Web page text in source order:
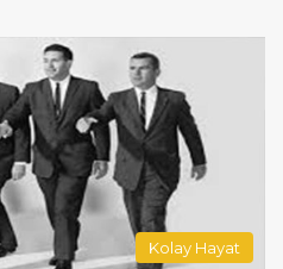
Kolay Hayat